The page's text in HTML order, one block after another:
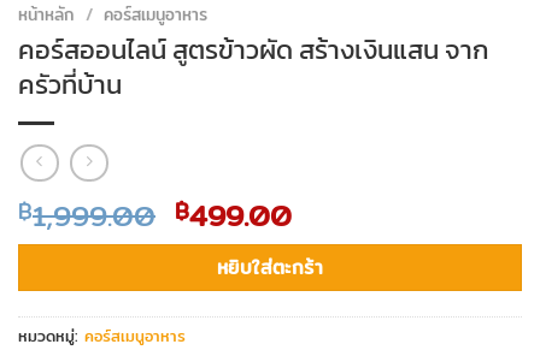
หน้าหลัก / คอร์สเมนูอาหาร
คอร์สออนไลน์ สูตรข้าวผัด สร้างเงินแสน จาก
ครัวที่บ้าน
฿1,999.00 Original
price
was:
฿1,999.00.
฿499.00Current
price
is:
฿499.00.
หยิบใส่ตะกร้า
หมวดหมู่: คอร์สเมนูอาหาร